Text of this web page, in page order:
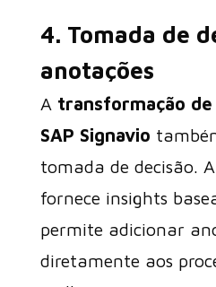
4. Tomada de
anotações
A transformação de
SAP Signavio
tomada de decisão.
fornece insights
permite adicionar
diretamente aos